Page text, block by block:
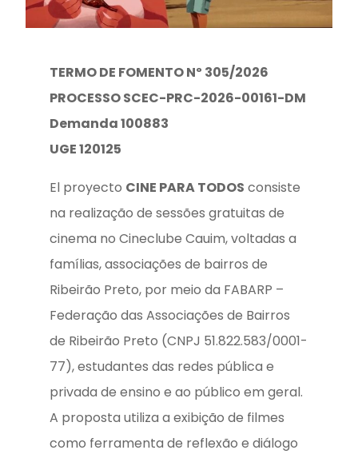
TERMO DE FOMENTO Nº 305/2026
PROCESSO SCEC-PRC-2026-00161-DM
Demanda 100883
UGE 120125
El proyecto CINE PARA TODOS consiste
na realização de sessões gratuitas de
cinema no Cineclube Cauim, voltadas a
famílias, associações de bairros de
Ribeirão Preto, por meio da FABARP –
Federação das Associações de Bairros
de Ribeirão Preto (CNPJ 51.822.583/0001-
77), estudantes das redes pública e
privada de ensino e ao público em geral.
A proposta utiliza a exibição de filmes
como ferramenta de reflexão e diálogo